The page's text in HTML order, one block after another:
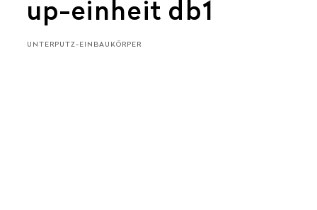
up-einheit db1
UNTERPUTZ-EINBAUKÖRPER